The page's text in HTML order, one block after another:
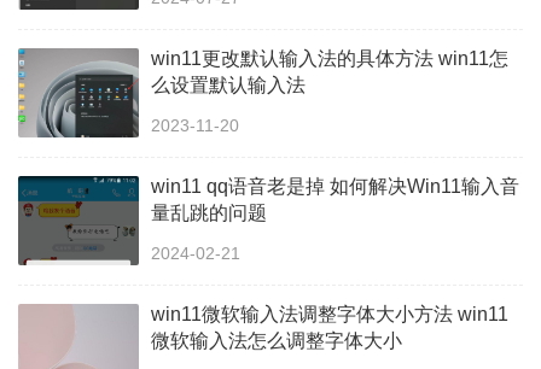
win11更改默认输入法的具体方法 win11怎
么设置默认输入法
2023-11-20
win11 qq语音老是掉 如何解决Win11输入音
量乱跳的问题
2024-02-21
win11微软输入法调整字体大小方法 win11
微软输入法怎么调整字体大小